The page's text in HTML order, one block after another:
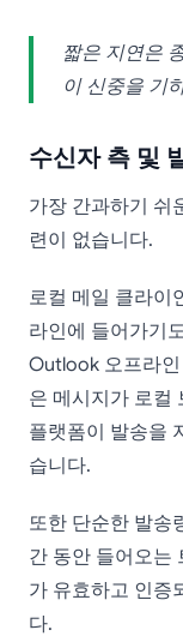
짧은 지연은
이 신중을 기
수신자 측 및
가장 간과하기 쉬
련이 없습니다.
로컬 메일 클라이
라인에 들어가기
Outlook 오프라인
은 메시지가 로컬
플랫폼이 발송을
습니다.
또한 단순한 발송
간 동안 들어오는
가 유효하고 인증
다.